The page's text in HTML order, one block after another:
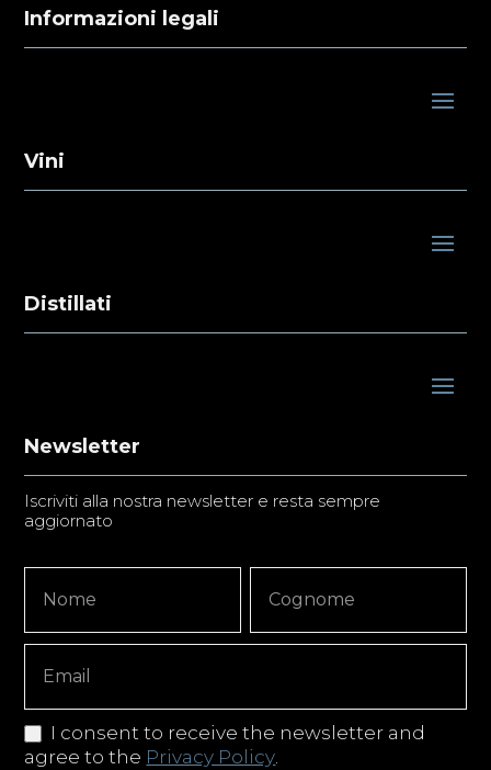
Informazioni legali
Vini
Distillati
Newsletter
Iscriviti alla nostra newsletter e resta sempre
aggiornato
Signup
Copy
I consent to receive the newsletter and
agree to the Privacy Policy